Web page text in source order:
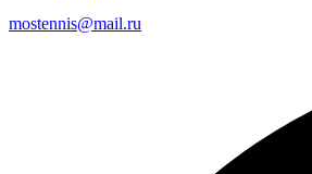
mostennis@mail.ru